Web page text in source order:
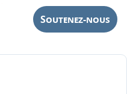
Soutenez-nous